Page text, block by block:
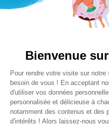
Ø5,37
Bienvenue
Plateforme de
Pour rendre votre visite sur
besoin de vous ! En acceptant
d'utiliser vos données
personnalisée et délicieuse à
notamment des contenus et des
d'intérêts ! Alors laissez-nous